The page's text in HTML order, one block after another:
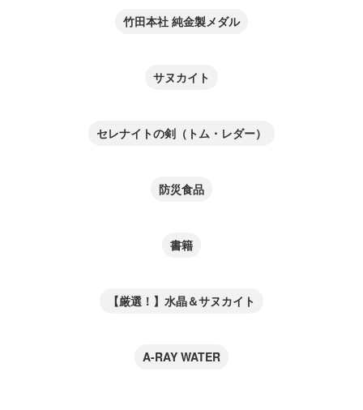
竹田本社 純金製メダル
サヌカイト
セレナイトの剣（トム・レダー）
防災食品
書籍
【厳選！】水晶＆サヌカイト
A-RAY WATER